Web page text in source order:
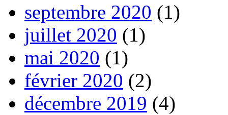
septembre 2020 (1)
juillet 2020 (1)
mai 2020 (1)
février 2020 (2)
décembre 2019 (4)